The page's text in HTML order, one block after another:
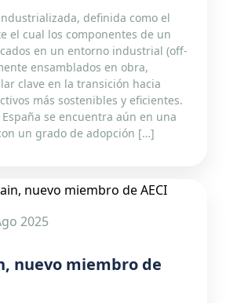
definida como el
el cual los componentes de un
en un entorno industrial (off-
ensamblados en obra,
clave en la transición hacia
más sostenibles y eficientes.
se encuentra aún en una
un grado de adopción […]
2025
nuevo miembro de